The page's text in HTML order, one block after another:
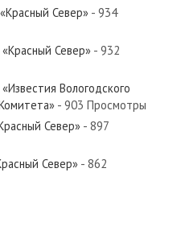
Север»
Север»
Север» - 934
Север» - 932
Вологодского
- 903 Просмотры
Север» - 897
Север» - 862